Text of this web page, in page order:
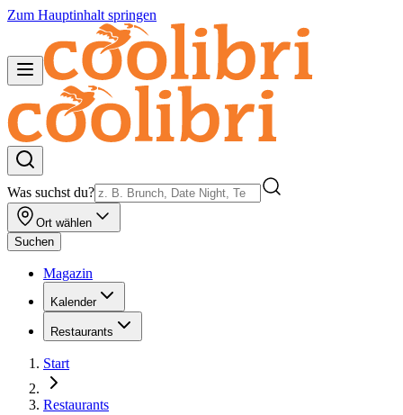
Zum Hauptinhalt springen
Was suchst du?
Ort wählen
Suchen
Magazin
Kalender
Restaurants
Start
Restaurants